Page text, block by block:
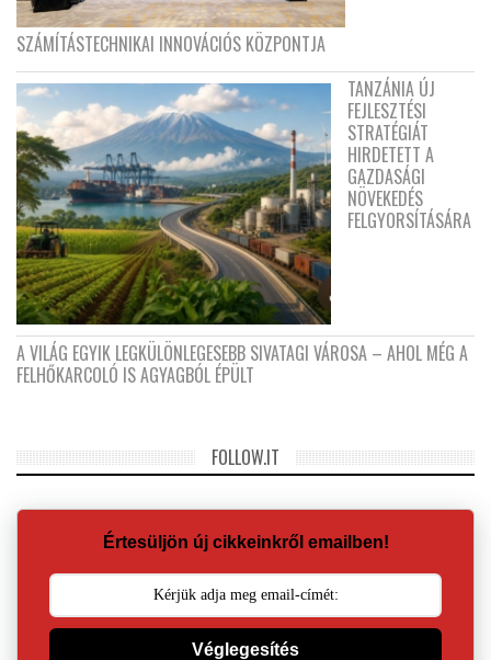
SZÁMÍTÁSTECHNIKAI INNOVÁCIÓS KÖZPONTJA
TANZÁNIA ÚJ
FEJLESZTÉSI
STRATÉGIÁT
HIRDETETT A
GAZDASÁGI
NÖVEKEDÉS
FELGYORSÍTÁSÁRA
A VILÁG EGYIK LEGKÜLÖNLEGESEBB SIVATAGI VÁROSA – AHOL MÉG A
FELHŐKARCOLÓ IS AGYAGBÓL ÉPÜLT
FOLLOW.IT
Értesüljön új cikkeinkről emailben!
Véglegesítés